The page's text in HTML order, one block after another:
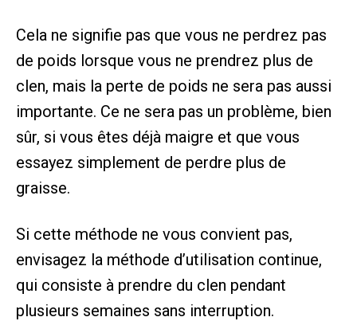
Cela ne signifie pas que vous ne perdrez pas
de poids lorsque vous ne prendrez plus de
clen, mais la perte de poids ne sera pas aussi
importante. Ce ne sera pas un problème, bien
sûr, si vous êtes déjà maigre et que vous
essayez simplement de perdre plus de
graisse.
Si cette méthode ne vous convient pas,
envisagez la méthode d’utilisation continue,
qui consiste à prendre du clen pendant
plusieurs semaines sans interruption.